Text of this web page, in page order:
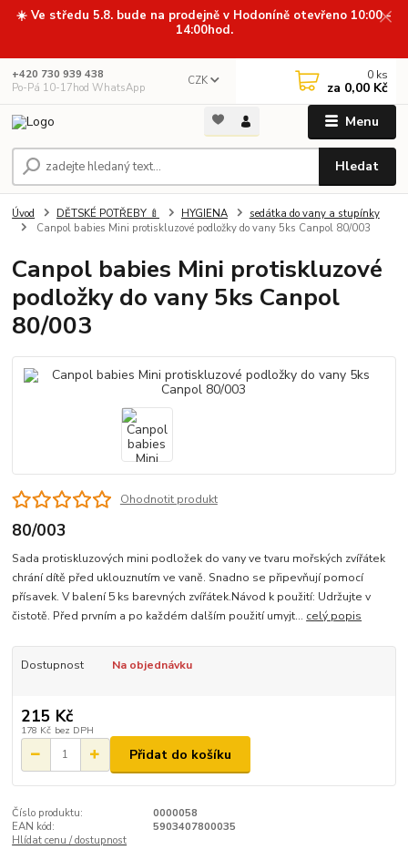
☀️ Ve středu 5.8. bude na prodejně v Hodoníně otevřeno 10:00 -
14:00hod.
Menu
CZK
Hledat
+420 730 939 438
Po-Pá 10-17hod WhatsApp
0 ks
za 0,00 Kč
Úvod DĚTSKÉ POTŘEBY 🍼 HYGIENA
sedátka do vany a stupínky
Canpol babies Mini protiskluzové podložky do vany 5ks Canpol 80/003
Canpol babies Mini protiskluzové
podložky do vany 5ks Canpol
80/003
Ohodnotit produkt
80/003
Sada protiskluzových mini podložek do vany ve tvaru mořských zvířátek
chrání dítě před uklouznutím ve vaně. Snadno se připevňují pomocí
přísavek. V balení 5 ks barevných zvířátek.Návod k použití: Udržujte v
čistotě. Před prvním a po každém dalším použití umyjt... celý popis
Dostupnost Na objednávku
215 Kč
178 Kč bez DPH
Přidat do košíku
Číslo produktu:
0000058
EAN kód:
5903407800035
Hlídat cenu / dostupnost